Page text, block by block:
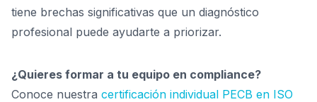
tiene brechas significativas que un diagnóstico
profesional puede ayudarte a priorizar.
¿Quieres formar a tu equipo en compliance?
Conoce nuestra certificación individual PECB en ISO